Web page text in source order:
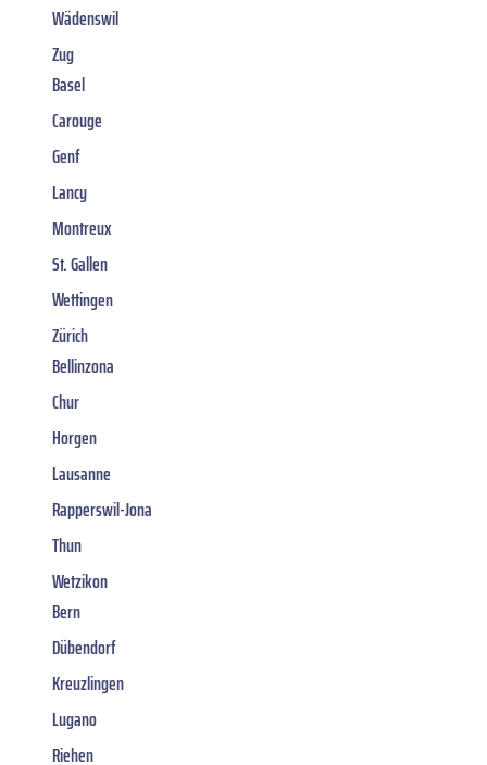
Wädenswil
Zug
Basel
Carouge
Genf
Lancy
Montreux
St. Gallen
Wettingen
Zürich
Bellinzona
Chur
Horgen
Lausanne
Rapperswil-Jona
Thun
Wetzikon
Bern
Dübendorf
Kreuzlingen
Lugano
Riehen